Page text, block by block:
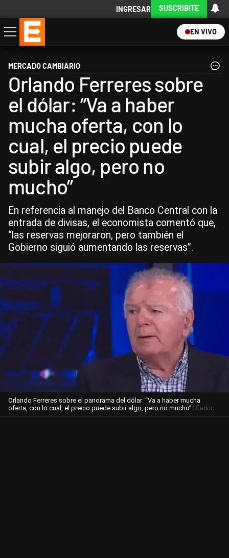
INGRESAR SUSCRIBITE
EN VIVO
Economía
Política
Internacional
Actualidad
Descargá la App
MERCADO CAMBIARIO
Orlando Ferreres sobre
el dólar: “Va a haber
mucha oferta, con lo
cual, el precio puede
subir algo, pero no
mucho”
En referencia al manejo del Banco Central con la
entrada de divisas, el economista comentó que,
“las reservas mejoraron, pero también el
Gobierno siguió aumentando las reservas”.
Orlando Ferreres sobre el panorama del dólar: “Va a haber mucha
oferta, con lo cual, el precio puede subir algo, pero no mucho” | Cedoc